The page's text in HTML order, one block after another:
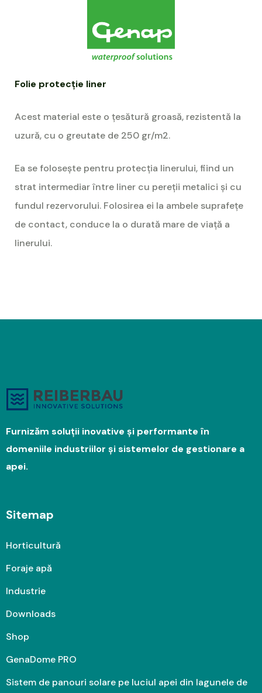
Folie protecție liner
Acest material este o țesătură groasă, rezistentă la
uzură, cu o greutate de 250 gr/m2.
Ea se folosește pentru protecția linerului, fiind un
strat intermediar între liner cu pereții metalici și cu
fundul rezervorului. Folosirea ei la ambele suprafețe
de contact, conduce la o durată mare de viață a
linerului.
Furnizăm soluții inovative și performante în
domeniile industriilor și sistemelor de gestionare a
apei.
Sitemap
Horticultură
Foraje apă
Industrie
Downloads
Shop
GenaDome PRO
Sistem de panouri solare pe luciul apei din lagunele de